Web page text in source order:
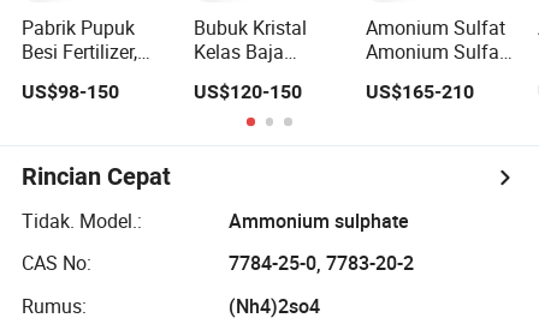
Pabrik Pupuk
Besi Fertilizer,
Steel Grade
Rendah)
US$98-150
Bubuk Kristal
Kelas Baja
US$120-150
Amonium Sulfat
Amonium Sulfat
Caprolactom
US$165-210
Rincian Cepat
Tidak. Model.:
Ammonium sulphate
CAS No:
7784-25-0, 7783-20-2
Rumus:
(Nh4)2so4